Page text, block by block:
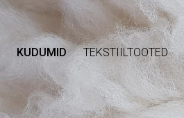
KUDUMID TEKSTIILTOOTED